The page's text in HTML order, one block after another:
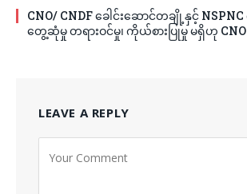
CNO/ CNDF ခေါင်းဆောင်တချို့နှင့်
တွေ့ဆုံမှု တရားဝင်မှု၊ ကိုယ်စားပြုမှု မရှိဟု
LEAVE A REPLY